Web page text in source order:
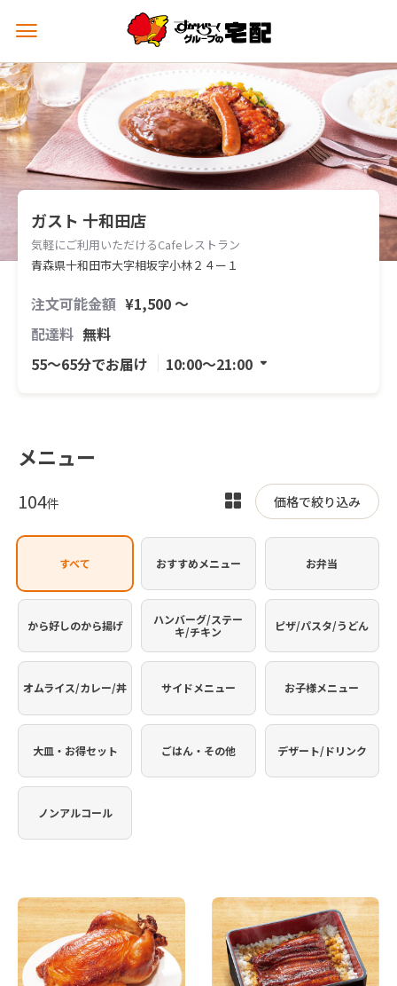
メ
ュ
ー
を
開
く
ガスト 十和田店
気軽にご利用いただけるCafeレストラン
青森県十和田市大字相坂字小林２４ー１
注文可能金額 ¥1,500 〜
配達料 無料
55〜65分でお届け
10:00〜21:00
メニュー
104件
表
を
り
替
価格で絞り込み
すべて おすすめメニュー お弁当
から好しのから揚げ
ハンバーグ/ステー
キ/チキン
ピザ/パスタ/うどん
オムライス/カレー/丼 サイドメニュー お子様メニュー
大皿・お得セット ごはん・その他 デザート/ドリンク
ノンアルコール